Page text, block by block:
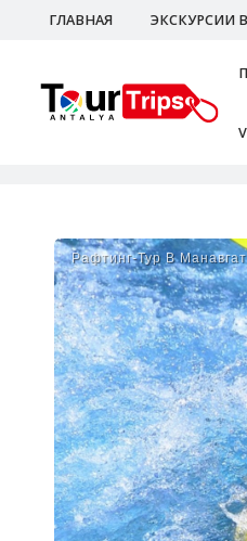
ГЛАВНАЯ ЭКСКУРСИИ
Рафтинг-Тур В Манавгат